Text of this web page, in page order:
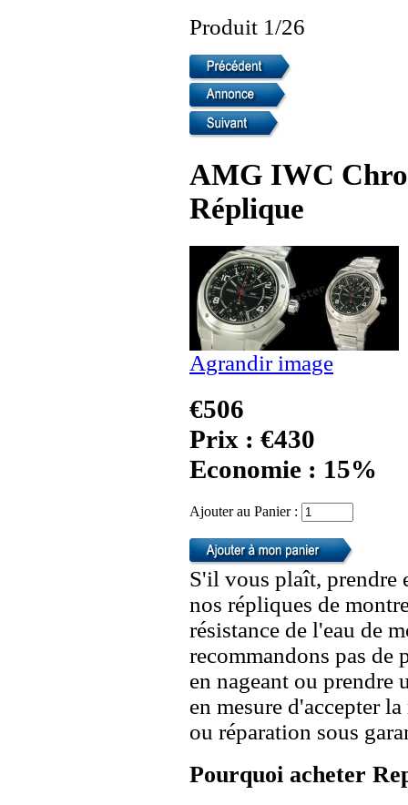
Produit 1/26
AMG IWC
Réplique
Agrandir image
€506
Prix : €430
Economie : 15%
Ajouter au Panier :
S'il vous plaît, prendre
nos répliques de
résistance de l'eau de
recommandons pas de
en nageant ou prendre
en mesure d'accepter
ou réparation sous
Pourquoi acheter